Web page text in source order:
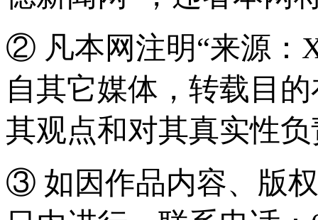
② 凡本网注明“来源：
自其它媒体，转载目
其观点和对其真实性
③ 如因作品内容、版